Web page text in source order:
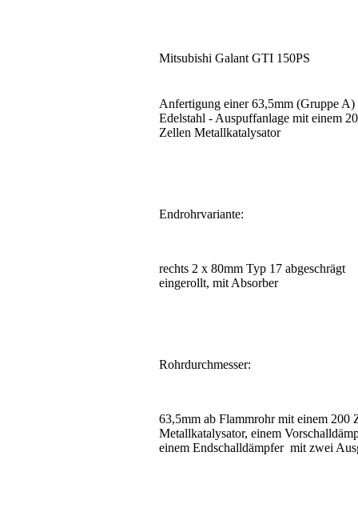
Mitsubishi Galant GTI 150PS
Anfertigung einer 63,5mm (Gruppe A)
Edelstahl - Auspuffanlage mit einem
Zellen Metallkatalysator
Endrohrvariante:
rechts 2 x 80mm Typ 17 abgeschrägt
eingerollt, mit Absorber
Rohrdurchmesser:
63,5mm ab Flammrohr mit einem 200
Metallkatalysator, einem
einem Endschalldämpfer mit zwei